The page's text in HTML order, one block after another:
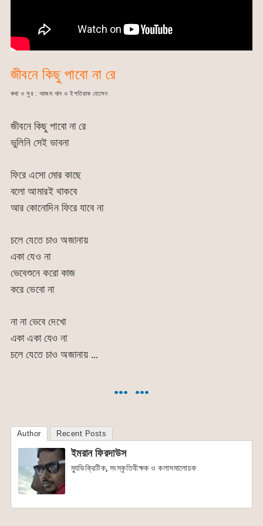
জীবনে কিছু পাবো না রে
কথা ও সুর : আজম খান ও ইশতিয়াক হোসেন
জীবনে কিছু পাবো না রে
ভুলিনি সেই ভাবনা
ফিরে এসো মোর কাছে
বলো আমারই থাকবে
আর কোনোদিন ফিরে যাবে না
চলে যেতে চাও অজানায়
একা যেও না
ভেবেশুনে করো কাজ
করে ভেবো না
না না ভেবে দেখো
একা একা যেও না
চলে যেতে চাও অজানায় …
… …
Author Recent Posts
ইমরান ফিরদাউস
ম্যুভিক্রিটিক, সংস্কৃতিবীক্ষক ও কলাসমালোচক